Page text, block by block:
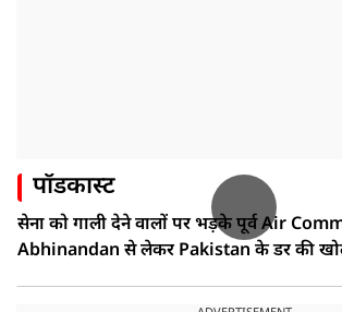
पॉडकास्ट
सेना को गाली देने वालों पर भड़के पूर्व Air
Abhinandan से लेकर Pakistan के डर की